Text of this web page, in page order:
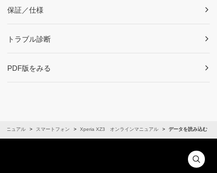
保証／仕様
トラブル診断
PDF版をみる
マニュアル スマートフォン Xperia XZ3 オンラインマニュアル データを読み込む